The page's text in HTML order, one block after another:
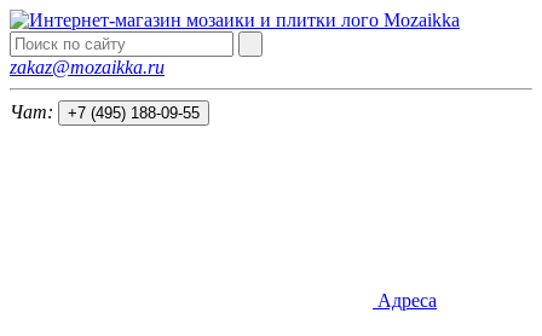
Mozaikka
zakaz@mozaikka.ru
Чат: +7 (495) 188-09-55
Адреса